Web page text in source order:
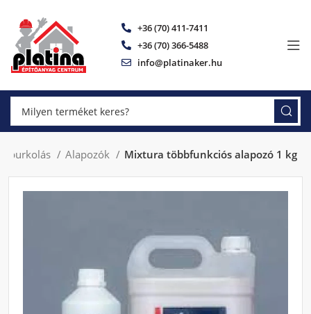
+36 (70) 411-7411
+36 (70) 366-5488
info@platinaker.hu
Alapozók Mixtura többfunkciós alapozó 1 kg